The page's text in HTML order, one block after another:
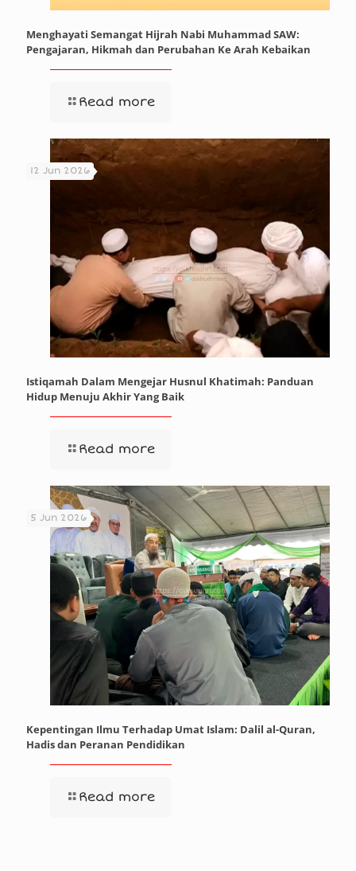
Menghayati Semangat Hijrah Nabi Muhammad SAW:
Pengajaran, Hikmah dan Perubahan Ke Arah Kebaikan
Read more
12 Jun 2026
Istiqamah Dalam Mengejar Husnul Khatimah: Panduan
Hidup Menuju Akhir Yang Baik
Read more
5 Jun 2026
Kepentingan Ilmu Terhadap Umat Islam: Dalil al-Quran,
Hadis dan Peranan Pendidikan
Read more